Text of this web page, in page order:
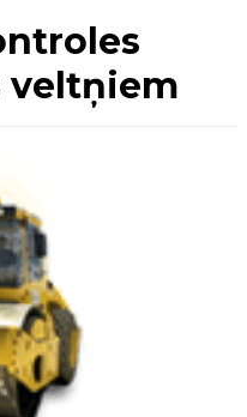
veltņiem